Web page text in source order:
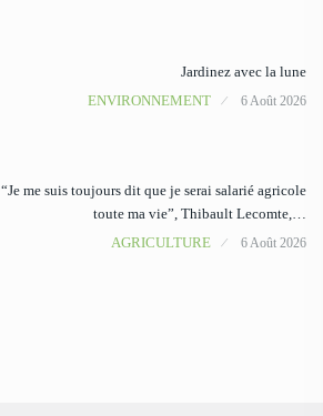
Jardinez avec la lune
ENVIRONNEMENT
6 Août 2026
“Je me suis toujours dit que je serai salarié agricole
toute ma vie”, Thibault Lecomte,…
AGRICULTURE
6 Août 2026